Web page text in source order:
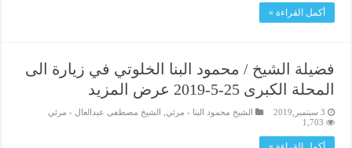
أكمل القراءة »
فضيلة الشيخ / محمود البنا الخلوتي في زيارة الى
المحلة الكبرى 25-5-2019 عرض المزيد
3 سبتمبر,2019 الشيخ محمود البنا - مرئي
الشيخ مصطفى عبدالعال - مرئي
1,703